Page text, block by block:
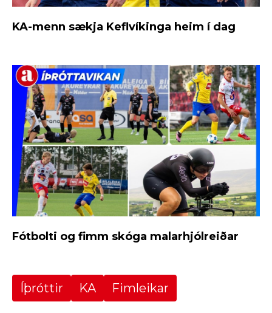
KA-menn sækja Keflvíkinga heim í dag
Fótbolti og fimm skóga malarhjólreiðar
Íþróttir KA Fimleikar